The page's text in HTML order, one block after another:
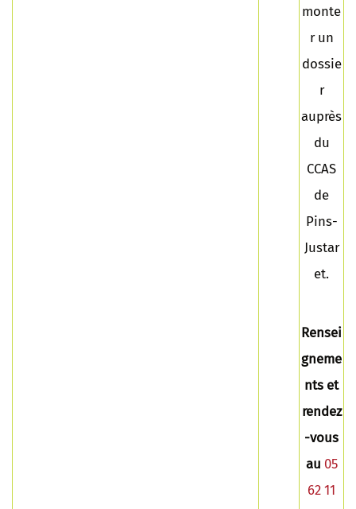
monte
r un
dossie
r
auprès
du
CCAS
de
Pins-
Justar
et.
Rensei
gneme
nts et
rendez
-vous
au 05
62 11